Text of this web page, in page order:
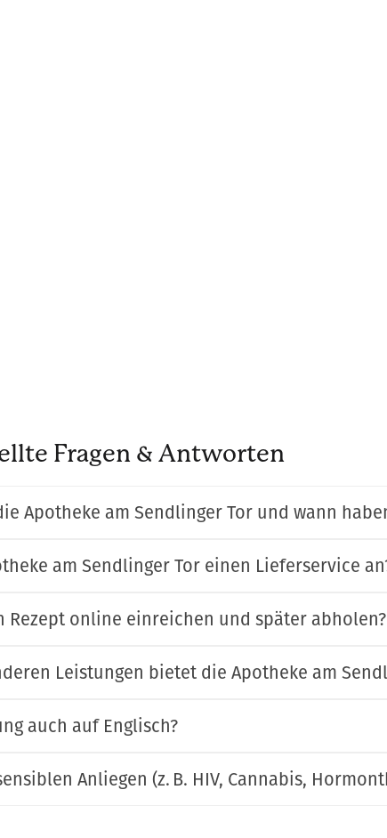
Fragen & Antworten
Apotheke am Sendlinger Tor und wann
am Sendlinger Tor einen Lieferservice
Rezept online einreichen und später abholen?
Leistungen bietet die Apotheke am
auch auf Englisch?
Anliegen (z. B. HIV, Cannabis,